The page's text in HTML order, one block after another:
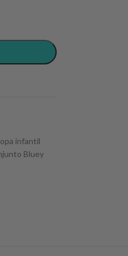
infantil
Bluey